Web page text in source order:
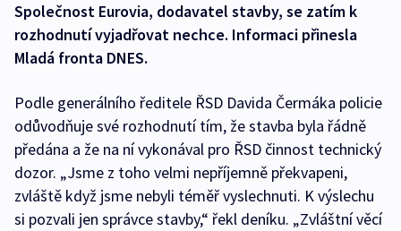
Společnost Eurovia, dodavatel stavby, se zatím k
rozhodnutí vyjadřovat nechce. Informaci přinesla
Mladá fronta DNES.
Podle generálního ředitele ŘSD Davida Čermáka policie
odůvodňuje své rozhodnutí tím, že stavba byla řádně
předána a že na ní vykonával pro ŘSD činnost technický
dozor. „Jsme z toho velmi nepříjemně překvapeni,
zvláště když jsme nebyli téměř vyslechnuti. K výslechu
si pozvali jen správce stavby,“ řekl deníku. „Zvláštní věcí